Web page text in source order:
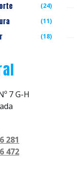
(24)
(11)
(18)
7 G-H
281
472